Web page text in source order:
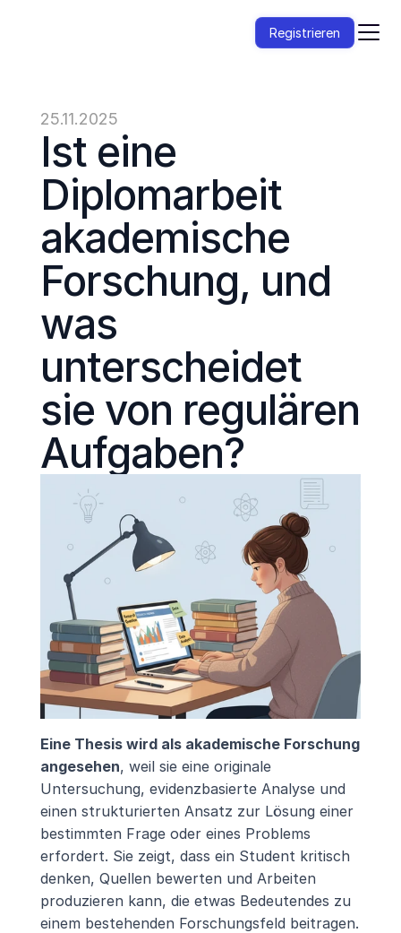
Registrieren
25.11.2025
Ist eine
Diplomarbeit
akademische
Forschung, und
was
unterscheidet
sie von regulären
Aufgaben?
Eine Thesis wird als akademische Forschung
angesehen, weil sie eine originale
Untersuchung, evidenzbasierte Analyse und
einen strukturierten Ansatz zur Lösung einer
bestimmten Frage oder eines Problems
erfordert. Sie zeigt, dass ein Student kritisch
denken, Quellen bewerten und Arbeiten
produzieren kann, die etwas Bedeutendes zu
einem bestehenden Forschungsfeld beitragen.